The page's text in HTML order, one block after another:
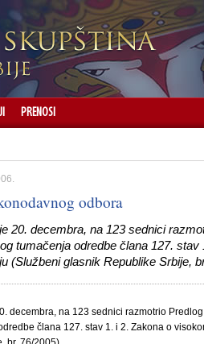
PRENOSI
odbora
20. decembra, na 123 sednici
tumačenja odredbe člana 127. stav
(Službeni glasnik Republike Srbije,
decembra, na 123 sednici razmotrio
člana 127. stav 1. i 2. Zakona o